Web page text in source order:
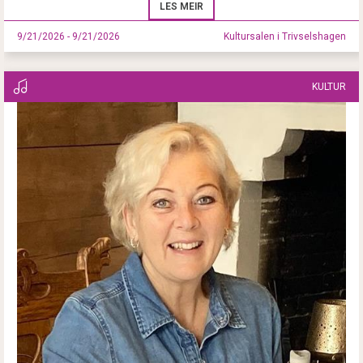
LES MEIR
9/21/2026 - 9/21/2026 Kultursalen i Trivselshagen
KULTUR